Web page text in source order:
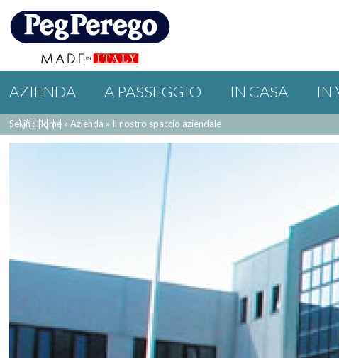
AZIENDA A PASSEGGIO IN CASA IN
EVENTI
Sei in : Home »Azienda » Il nostro spaccio aziendale